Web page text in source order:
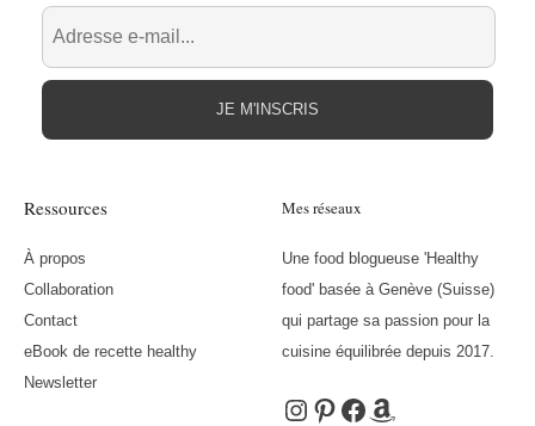
Ressources
À propos
Collaboration
Contact
eBook de recette healthy
Newsletter
Mes réseaux
Une food blogueuse 'Healthy
food' basée à Genève (Suisse)
qui partage sa passion pour la
cuisine équilibrée depuis 2017.
Instagram
Pinterest
Facebook
Amazon
JE M'INSCRIS